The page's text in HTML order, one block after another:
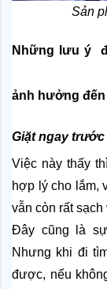
Sản
Những lưu ý
ảnh hưởng
Giặt ngay
Việc này thấy
hợp lý cho lắm,
vẫn còn rất
Đây cũng là
Nhưng khi đi
được, nếu